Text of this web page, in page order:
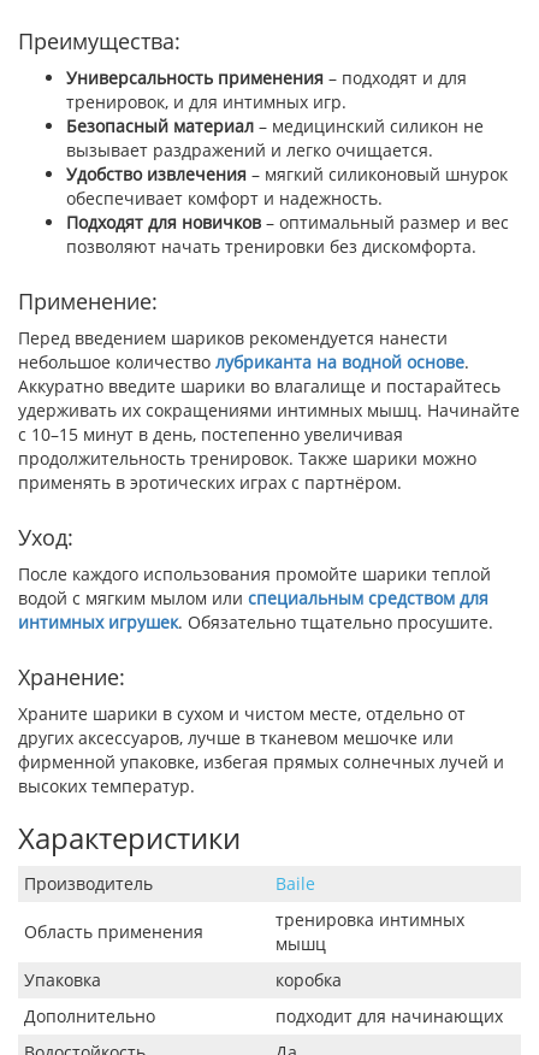
Преимущества:
Универсальность применения – подходят и для
тренировок, и для интимных игр.
Безопасный материал – медицинский силикон не
вызывает раздражений и легко очищается.
Удобство извлечения – мягкий силиконовый шнурок
обеспечивает комфорт и надежность.
Подходят для новичков – оптимальный размер и вес
позволяют начать тренировки без дискомфорта.
Применение:
Перед введением шариков рекомендуется нанести
небольшое количество лубриканта на водной основе.
Аккуратно введите шарики во влагалище и постарайтесь
удерживать их сокращениями интимных мышц. Начинайте
с 10–15 минут в день, постепенно увеличивая
продолжительность тренировок. Также шарики можно
применять в эротических играх с партнёром.
Уход:
После каждого использования промойте шарики теплой
водой с мягким мылом или специальным средством для
интимных игрушек. Обязательно тщательно просушите.
Хранение:
Храните шарики в сухом и чистом месте, отдельно от
других аксессуаров, лучше в тканевом мешочке или
фирменной упаковке, избегая прямых солнечных лучей и
высоких температур.
Характеристики
Производитель Baile
Область применения
тренировка интимных
мышц
Упаковка
коробка
Дополнительно
подходит для начинающих